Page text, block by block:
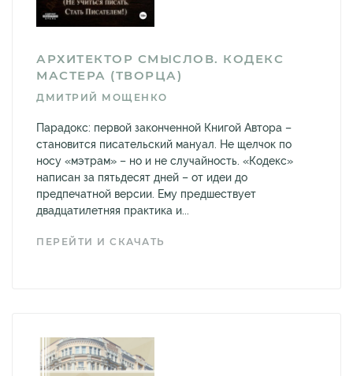
АРХИТЕКТОР СМЫСЛОВ. КОДЕКС
МАСТЕРА (ТВОРЦА)
ДМИТРИЙ МОЩЕНКО
Парадокс: первой законченной Книгой Автора –
становится писательский мануал. Не щелчок по
носу «мэтрам» – но и не случайность. «Кодекс»
написан за пятьдесят дней – от идеи до
предпечатной версии. Ему предшествует
двадцатилетняя практика и...
ПЕРЕЙТИ И СКАЧАТЬ